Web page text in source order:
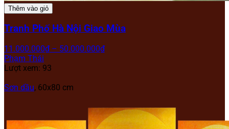
Thêm vào giỏ
Tranh Phố Hà Nội Giao Mùa
11.000.000₫ – 50.000.000₫
Phạm Thái
Lượt xem: 93
Sơn dầu, 60x80 cm